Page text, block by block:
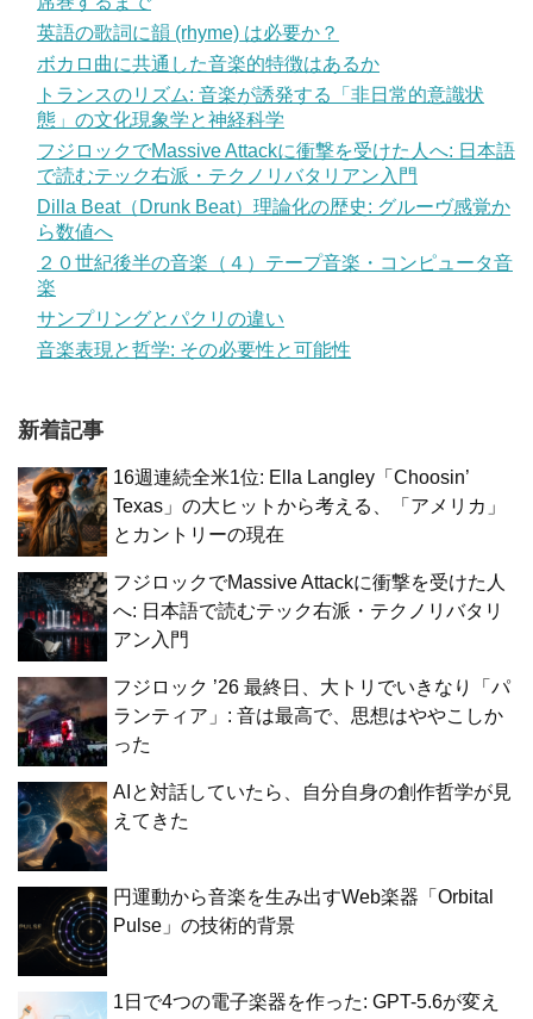
英語の歌詞に韻 (rhyme) は必要か？
ボカロ曲に共通した音楽的特徴はあるか
トランスのリズム: 音楽が誘発する「非日常的意識状
態」の文化現象学と神経科学
フジロックでMassive Attackに衝撃を受けた人へ: 日本語
で読むテック右派・テクノリバタリアン入門
Dilla Beat（Drunk Beat）理論化の歴史: グルーヴ感覚か
ら数値へ
２０世紀後半の音楽（４）テープ音楽・コンピュータ音
楽
サンプリングとパクリの違い
音楽表現と哲学: その必要性と可能性
新着記事
16週連続全米1位: Ella Langley「Choosin’
Texas」の大ヒットから考える、「アメリカ」
とカントリーの現在
フジロックでMassive Attackに衝撃を受けた人
へ: 日本語で読むテック右派・テクノリバタリ
アン入門
フジロック ’26 最終日、大トリでいきなり「パ
ランティア」: 音は最高で、思想はややこしか
った
AIと対話していたら、自分自身の創作哲学が見
えてきた
円運動から音楽を生み出すWeb楽器「Orbital
Pulse」の技術的背景
1日で4つの電子楽器を作った: GPT-5.6が変え